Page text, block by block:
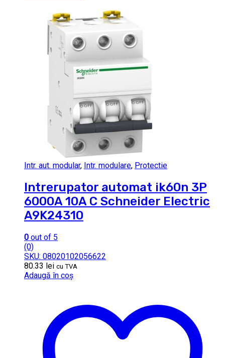
Intr. aut. modular, Intr. modulare, Protectie
Intrerupator automat ik60n 3P
6000A 10A C Schneider Electric
A9K24310
0 out of 5
(0)
SKU: 08020102056622
80.33 lei cu TVA
Adaugă în coș